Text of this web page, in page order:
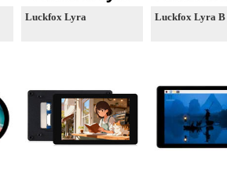
Luckfox Lyra Luckfox Lyra B